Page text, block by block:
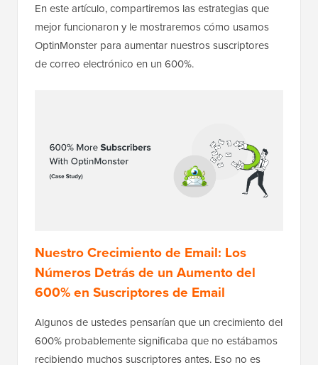
En este artículo, compartiremos las estrategias que
mejor funcionaron y le mostraremos cómo usamos
OptinMonster para aumentar nuestros suscriptores
de correo electrónico en un 600%.
Nuestro Crecimiento de Email: Los
Números Detrás de un Aumento del
600% en Suscriptores de Email
Algunos de ustedes pensarían que un crecimiento del
600% probablemente significaba que no estábamos
recibiendo muchos suscriptores antes. Eso no es